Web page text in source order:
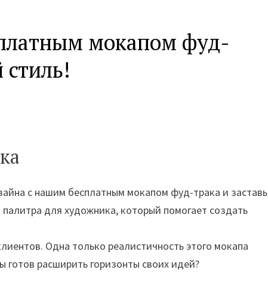
мокапом фуд-
с нашим бесплатным мокапом фуд-трака и заставь
для художника, который помогает создать
Одна только реалистичность этого мокапа
готов расширить горизонты своих идей?